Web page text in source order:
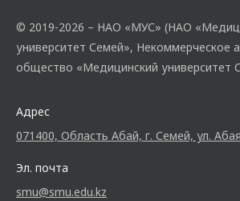
© 2019-2026 – НАО «МУС» (НАО
университет Семей», Некоммерческое
общество «Медицинский университет
Адрес
071400, Область Абай, г. Семей, ул.
Эл. почта
smu@smu.edu.kz